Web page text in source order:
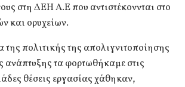
στη ΔΕΗ Α.Ε που αντιστέκοννται στο
και ορυχείων.
πολιτικής της απολιγνιτοποίησης
ανάπτυξης τα φορτωθήκαμε στις
θέσεις εργασίας χάθηκαν,